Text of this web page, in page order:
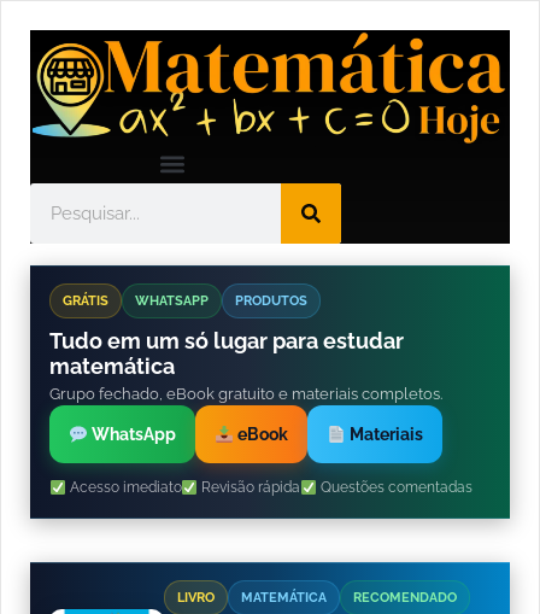
GRÁTIS WHATSAPP PRODUTOS
Tudo em um só lugar para estudar
matemática
Grupo fechado, eBook gratuito e materiais completos.
WhatsApp eBook Materiais
Acesso imediato Revisão rápida Questões comentadas
LIVRO MATEMÁTICA RECOMENDADO